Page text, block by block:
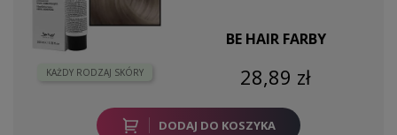
KAŻDY RODZAJ SKÓRY
BE HAIR FARBY
28,89 zł
DODAJ DO KOSZYKA